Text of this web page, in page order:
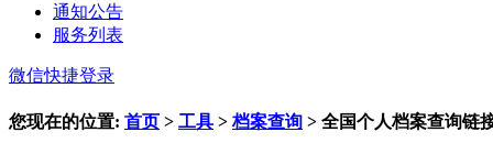
通知公告
服务列表
微信快捷登录
您现在的位置: 首页 > 工具 >档案查询 > 全国个人档案查询链